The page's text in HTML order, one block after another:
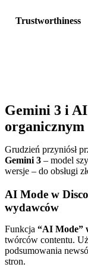
Trustworthiness
Gemini 3 i
organicznym
Grudzień przyniósł
Gemini 3 – model
wersje – do obsługi
AI Mode w
wydawców
Funkcja “AI Mode”
twórców contentu.
podsumowania
stron.